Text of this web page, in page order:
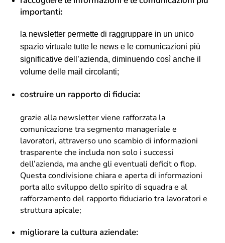
importanti:
la newsletter permette di raggruppare in un unico
spazio virtuale tutte le news e le comunicazioni più
significative dell’azienda, diminuendo così anche il
volume delle mail circolanti;
costruire un rapporto di fiducia:
grazie alla newsletter viene rafforzata la
comunicazione tra segmento manageriale e
lavoratori, attraverso uno scambio di informazioni
trasparente che includa non solo i successi
dell’azienda, ma anche gli eventuali deficit o flop.
Questa condivisione chiara e aperta di informazioni
porta allo sviluppo dello spirito di squadra e al
rafforzamento del rapporto fiduciario tra lavoratori e
struttura apicale;
migliorare la cultura aziendale: